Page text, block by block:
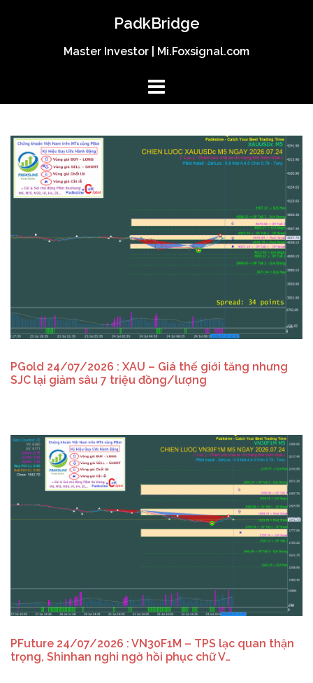
PadkBridge
Master Investor | Mi.Foxsignal.com
PGold 24/07/2026 : XAU – Giá thế giới tăng nhưng
SJC lại giảm sâu 7 triệu đồng/lượng
PFuture 24/07/2026 : VN30F1M – TPS lạc quan thận
trọng, Shinhan nghi ngờ hồi phục chữ V…